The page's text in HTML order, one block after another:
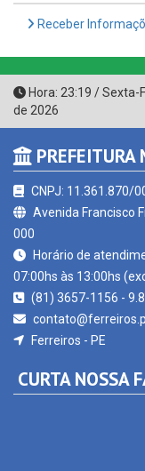
Hora:23:19/Sexta-
de 2026
PREFEITURA
CNPJ: 11.361.870/
000
Horário de
Ferreiros - PE
CURTA NOSSA